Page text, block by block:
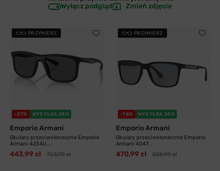
Wyłącz podgląd
Zmień zdjęcie
PRZYMIERZ
-37% WYSYŁKA 24H
Emporio Armani
Okulary przeciwsłoneczne Emporio
Armani 4234U...
443,99 zł 703,99 zł
PRZYMIERZ
-16% WYSYŁKA 24H
Emporio Armani
Okulary przeciwsłoneczne Emporio
Armani 4047...
470,99 zł 558,99 zł